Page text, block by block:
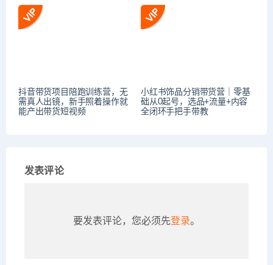
抖音带货项目陪跑训练营，无
需真人出镜，新手照着操作就
能产出带货短视频
小红书饰品分销带货营｜零基
础从0起号，选品+流量+内容
全闭环手把手带教
发表评论
要发表评论，您必须先登录。